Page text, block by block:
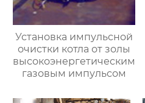
Установка импульсной
очистки котла от золы
высокоэнергетическим
газовым импульсом